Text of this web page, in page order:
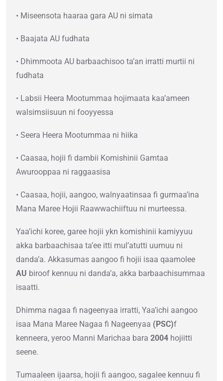
• Miseensota haaraa gara AU ni simata
• Baajata AU fudhata
• Dhimmoota AU barbaachisoo ta’an irratti murtii ni
fudhata
• Labsii Heera Mootummaa hojimaata kaa’ameen
walsimsiisuun ni fooyyessa
• Seera Heera Mootummaa ni hiika
• Caasaa, hojii fi dambii Komishinii Gamtaa
Awurooppaa ni raggaasisa
• Caasaa, hojii, aangoo, walnyaatinsaa fi gurmaa’ina
Mana Maree Hojii Raawwachiiftuu ni murteessa.
Yaa’ichi koree, garee hojii ykn komishinii kamiyyuu
akka barbaachisaa ta’ee itti mul’atutti uumuu ni
danda’a. Akkasumas aangoo fi hojii isaa qaamolee
AU biroof kennuu ni danda’a, akka barbaachisummaa
isaatti.
Dhimma nagaa fi nageenyaa irratti, Yaa’ichi aangoo
isaa Mana Maree Nagaa fi Nageenyaa (PSC)f
kenneera, yeroo Manni Marichaa bara 2004 hojiitti
seene.
Tumaaleen ijaarsa, hojii fi aangoo, sagalee kennuu fi